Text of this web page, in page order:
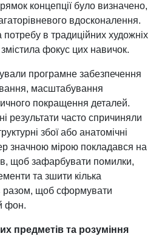
концепції було визначено,
вдосконалення.
потребу в традиційних художніх
фокус цих навичок.
програмне забезпечення
масштабування
покращення деталей.
результати часто спричиняли
збої або анатомічні
значною мірою покладався на
щоб зафарбувати помилки,
та зшити кілька
разом, щоб сформувати
фон.
предметів та розуміння